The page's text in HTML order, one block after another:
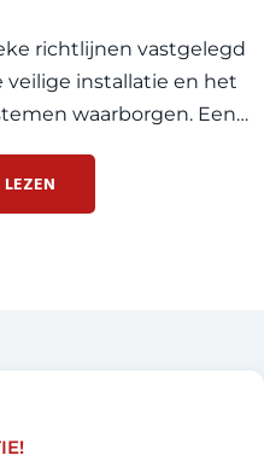
richtlijnen vastgelegd
veilige installatie en het
waarborgen. Een
deze install